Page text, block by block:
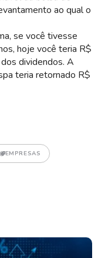
ao qual o
se você tivesse
hoje você teria R$
dividendos. A
teria retornado R$
EMPRESAS